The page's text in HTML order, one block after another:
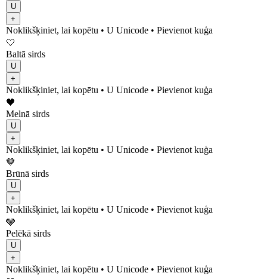
U
+
Noklikšķiniet, lai kopētu • U Unicode • Pievienot kuģa
🤍
Baltā sirds
U
+
Noklikšķiniet, lai kopētu • U Unicode • Pievienot kuģa
🖤
Melnā sirds
U
+
Noklikšķiniet, lai kopētu • U Unicode • Pievienot kuģa
🤎
Brūnā sirds
U
+
Noklikšķiniet, lai kopētu • U Unicode • Pievienot kuģa
🩶
Pelēkā sirds
U
+
Noklikšķiniet, lai kopētu • U Unicode • Pievienot kuģa